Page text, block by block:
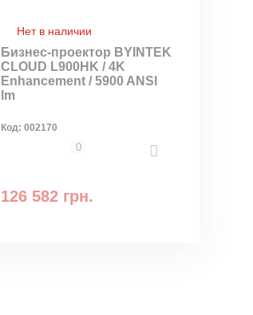
Нет в наличии
Бизнес-проектор BYINTEK
CLOUD L900HK / 4K
Enhancement / 5900 ANSI
lm
Код:002170
0
126 582 грн.